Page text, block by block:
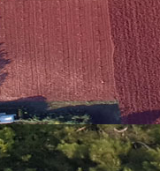
predstavljeno je gotovo
prezentacije te
na koje znanost i
škole Poreč,